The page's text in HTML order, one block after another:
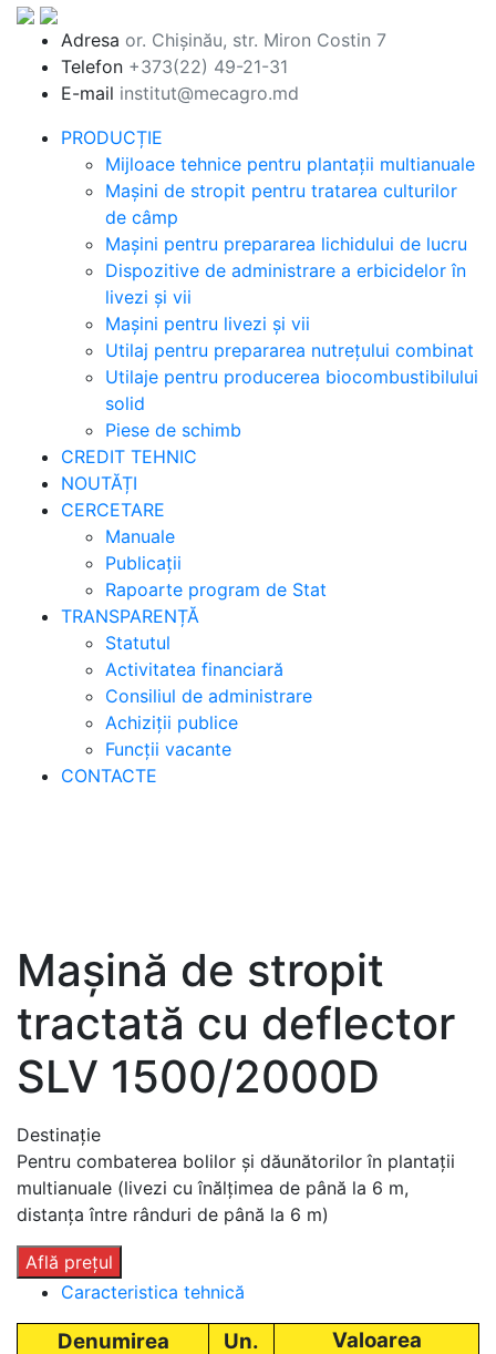
Adresa or. Chișinău, str. Miron Costin 7
Telefon +373(22) 49-21-31
E-mail institut@mecagro.md
PRODUCȚIE
Mijloace tehnice pentru plantații multianuale
Mașini de stropit pentru tratarea culturilor
de câmp
Mașini pentru prepararea lichidului de lucru
Dispozitive de administrare a erbicidelor în
livezi și vii
Mașini pentru livezi și vii
Utilaj pentru prepararea nutrețului combinat
Utilaje pentru producerea biocombustibilului
solid
Piese de schimb
CREDIT TEHNIC
NOUTĂȚI
CERCETARE
Manuale
Publicații
Rapoarte program de Stat
TRANSPARENȚĂ
Statutul
Activitatea financiară
Consiliul de administrare
Achiziții publice
Funcții vacante
CONTACTE
Mașină de stropit
tractată cu deflector
SLV 1500/2000D
Destinație
Pentru combaterea bolilor și dăunătorilor în plantații
multianuale (livezi cu înălțimea de până la 6 m,
distanța între rânduri de până la 6 m)
Află prețul
Caracteristica tehnică
Denumirea
Un.
Valoarea